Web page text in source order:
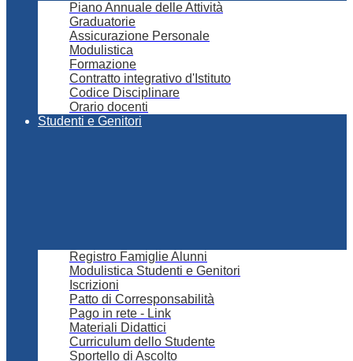
Piano Annuale delle Attività
Graduatorie
Assicurazione Personale
Modulistica
Formazione
Contratto integrativo d'Istituto
Codice Disciplinare
Orario docenti
Studenti e Genitori
Registro Famiglie Alunni
Modulistica Studenti e Genitori
Iscrizioni
Patto di Corresponsabilità
Pago in rete - Link
Materiali Didattici
Curriculum dello Studente
Sportello di Ascolto